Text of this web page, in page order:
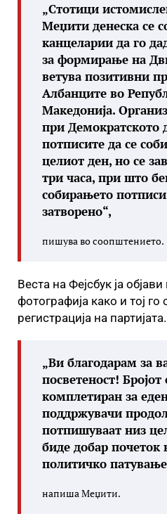
„Стотици
Меџити денеска се
канцеларии да го
за формирање на
ветува позитивни
Албанците во
Македонија.
при Демократското
потписите да се
целиот ден, но се
три часа, при што
собирањето
затворено“,
пишува во соопштението.
Веста на Фејсбук ја
фотографија како и тој го
регистрација на партијата.
„Ви благодарам за
посветеност!
комплетиран за
поддржувачи
потпишуваат низ
биде добар почеток
политичко
напиша Меџити.